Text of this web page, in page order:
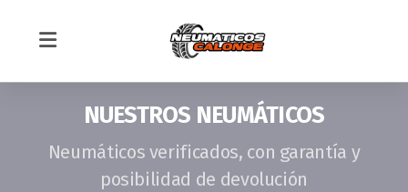
NUESTROS NEUMÁTICOS
Neumáticos verificados, con garantía y
posibilidad de devolución